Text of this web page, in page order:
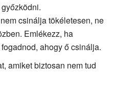
csinálja tökéletesen, ne
Emlékezz, ha
ahogy ő csinálja.
amiket biztosan nem tud